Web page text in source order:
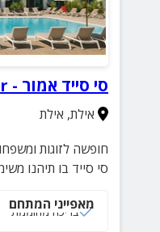
סי סייד אמור - Sea Side Amor
אילת, אילת
חופשה לזוגות
סי סייד בו תיהנו
מאפייני המתחם
בריכה מחוממת